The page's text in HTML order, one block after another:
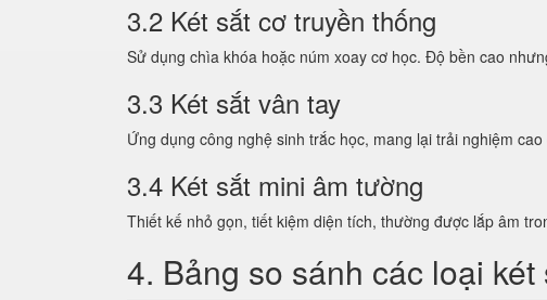
3.2 Két sắt cơ truyền thống
Sử dụng chìa khóa hoặc núm xoay cơ học. Độ bền cao
3.3 Két sắt vân tay
Ứng dụng công nghệ sinh trắc học, mang lại trải nghiệm
3.4 Két sắt mini âm tường
Thiết kế nhỏ gọn, tiết kiệm diện tích, thường được lắp âm
4. Bảng so sánh các loại